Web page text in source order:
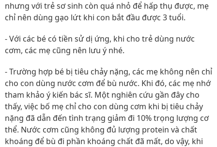
nhưng với trẻ sơ sinh còn quá nhỏ để hấp thụ được, mẹ
chỉ nên dùng gạo lứt khi con bắt đầu được 3 tuổi.
- Với các bé có tiền sử dị ứng, khi cho trẻ dùng nước
cơm, các mẹ cũng nên lưu ý nhé.
- Trường hợp bé bị tiêu chảy nặng, các mẹ không nên chỉ
cho con dùng nước cơm để bù nước. Khi đó, các mẹ nhớ
tham khảo ý kiến bác sĩ. Một nghiên cứu gần đây cho
thấy, việc bố mẹ chỉ cho con dùng cơm khi bị tiêu chảy
nặng đã dẫn đến tình trạng giảm đi 10% trọng lượng cơ
thể. Nước cơm cũng không đủ lượng protein và chất
khoáng để bù đi phần khoáng chất đã mất, do vậy, khi